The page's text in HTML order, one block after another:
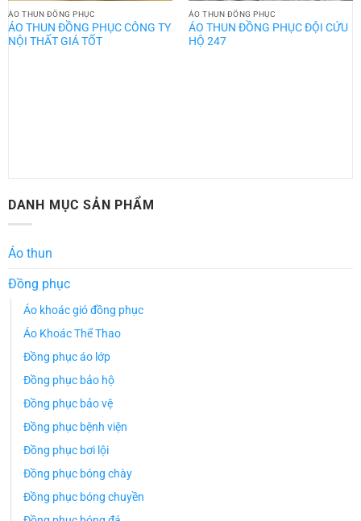
ÁO THUN ĐỒNG PHỤC
ÁO THUN ĐỒNG PHỤC CÔNG TY
NỘI THẤT GIÁ TỐT
ÁO THUN ĐỒNG PHỤC
ÁO THUN ĐỒNG PHỤC ĐỘI CỨU
HỘ 247
DANH MỤC SẢN PHẨM
Áo thun
Đồng phục
Áo khoác gió đồng phục
Áo Khoác Thể Thao
Đồng phục áo lớp
Đồng phục bảo hộ
Đồng phục bảo vệ
Đồng phục bệnh viện
Đồng phục bơi lội
Đồng phục bóng chày
Đồng phục bóng chuyền